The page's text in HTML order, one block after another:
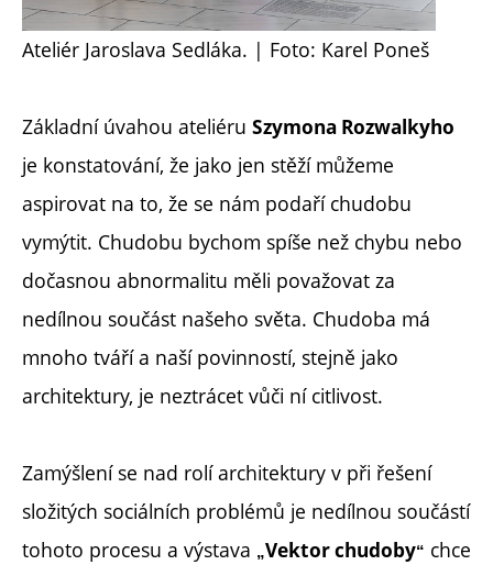
Ateliér Jaroslava Sedláka. | Foto: Karel Poneš
Základní úvahou ateliéru Szymona Rozwalkyho
je konstatování, že jako jen stěží můžeme
aspirovat na to, že se nám podaří chudobu
vymýtit. Chudobu bychom spíše než chybu nebo
dočasnou abnormalitu měli považovat za
nedílnou součást našeho světa. Chudoba má
mnoho tváří a naší povinností, stejně jako
architektury, je neztrácet vůči ní citlivost.
Zamýšlení se nad rolí architektury v při řešení
složitých sociálních problémů je nedílnou součástí
tohoto procesu a výstava „Vektor chudoby“ chce